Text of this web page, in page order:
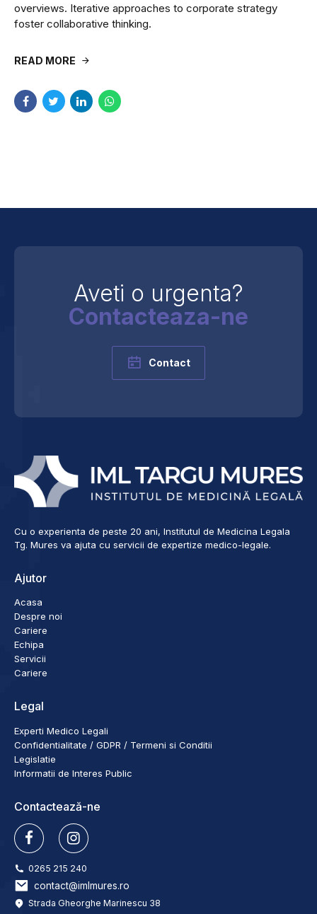
overviews. Iterative approaches to corporate strategy
foster collaborative thinking.
READ MORE
Aveti o urgenta?
Contacteaza-ne
Contact
Cu o experienta de peste 20 ani, Institutul de Medicina Legala
Tg. Mures va ajuta cu servicii de expertize medico-legale.
Ajutor
Acasa
Despre noi
Cariere
Echipa
Servicii
Cariere
Legal
Experti Medico Legali
Confidentialitate / GDPR / Termeni si Conditii
Legislatie
Informatii de Interes Public
Contactează-ne
0265 215 240
contact@imlmures.ro
Strada Gheorghe Marinescu 38